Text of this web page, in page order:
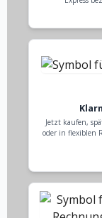
Jetzt kaufen,
oder in flexiblen